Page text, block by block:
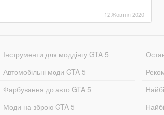
12 Жовтня 2020
Інструменти для моддінгу GTA 5
Автомобільні моди GTA 5
Фарбування до авто GTA 5
Моди на зброю GTA 5